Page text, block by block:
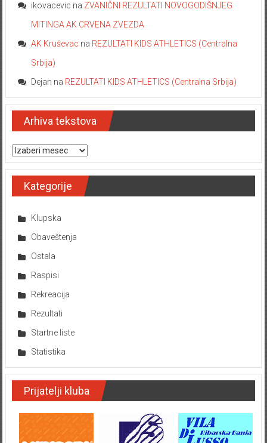
ikovacevic na ZVANIČNI REZULTATI NOVOGODIŠNJEG
MITINGA AK CRVENA ZVEZDA
AK Kruševac na REZULTATI KIDS ATHLETICS (Centralna
Srbija)
Dejan na REZULTATI KIDS ATHLETICS (Centralna Srbija)
Arhiva tekstova
Arhiva tekstova
Kategorije
Klupska
Obaveštenja
Ostala
Raspisi
Rekreacija
Rezultati
Startne liste
Statistika
Prijatelji kluba